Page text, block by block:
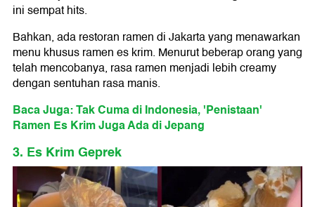
ini sempat hits.
Bahkan, ada restoran ramen di Jakarta yang menawarkan
menu khusus ramen es krim. Menurut beberap orang yang
telah mencobanya, rasa ramen menjadi lebih creamy
dengan sentuhan rasa manis.
Baca Juga: Tak Cuma di Indonesia, 'Penistaan'
Ramen Es Krim Juga Ada di Jepang
3. Es Krim Geprek